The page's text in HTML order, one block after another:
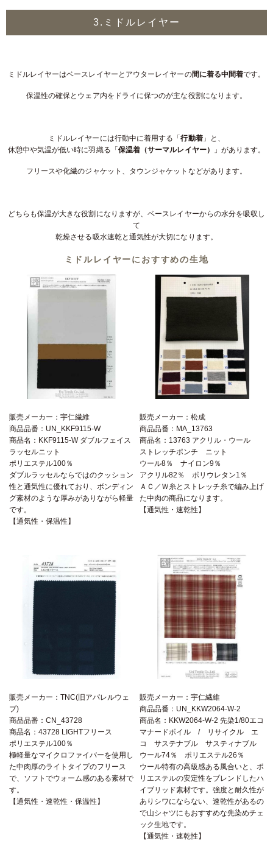
3.ミドルレイヤー
ミドルレイヤーはベースレイヤーとアウターレイヤーの間に着る中間着です。
保温性の確保とウェア内をドライに保つのが主な役割になります。
ミドルレイヤーには行動中に着用する「行動着」と、
休憩中や気温が低い時に羽織る「 保温着（サーマルレイヤー） 」があります。
フリースや化繊のジャケット、タウンジャケットなどがあります。
どちらも保温が大きな役割になりますが、ベースレイヤーからの水分を吸収し
て
乾燥させる吸水速乾と通気性が大切になります。
ミドルレイヤーにおすすめの生地
販売メーカー：宇仁繊維
商品品番：UN_KKF9115-W
商品名：KKF9115-W ダブルフェイス
ラッセルニット
ポリエステル100％
ダブルラッセルならではのクッション
性と通気性に優れており、ボンディン
グ素材のような厚みがありながら軽量
です。
【通気性・保温性】
販売メーカー：松成
商品品番：MA_13763
商品名：13763 アクリル・ウール
ストレッチポンチ ニット
ウール8％ ナイロン9％
アクリル82％ ポリウレタン1％
ＡＣ／Ｗ糸とストレッチ糸で編み上げ
た中肉の商品になります。
【通気性・速乾性】
販売メーカー：TNC(旧アパレルウェ
ブ)
商品品番：CN_43728
商品名：43728 LIGHTフリース
ポリエステル100％
極軽量なマイクロファイバーを使用し
た中肉厚のライトタイプのフリース
で、ソフトでウォーム感のある素材で
す。
【通気性・速乾性・保温性】
販売メーカー：宇仁繊維
商品品番：UN_KKW2064-W-2
商品名：KKW2064-W-2 先染1/80エコ
マナードボイル / リサイクル エ
コ サステナブル サスティナブル
ウール74％ ポリエステル26％
ウール特有の高級感ある風合いと、ポ
リエステルの安定性をブレンドしたハ
イブリッド素材です。強度と耐久性が
ありシワにならない、速乾性があるの
で山シャツにもおすすめな先染めチェ
ック生地です。
【通気性・速乾性】